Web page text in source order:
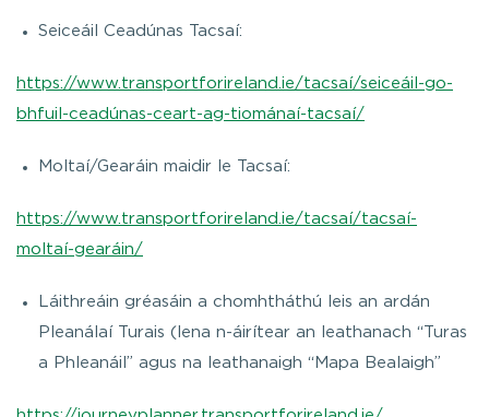
Seiceáil Ceadúnas Tacsaí:
https://www.transportforireland.ie/tacsaí/seiceáil-go-
bhfuil-ceadúnas-ceart-ag-tiománaí-tacsaí/
Moltaí/Gearáin maidir le Tacsaí:
https://www.transportforireland.ie/tacsaí/tacsaí-
moltaí-gearáin/
Láithreáin gréasáin a chomhtháthú leis an ardán
Pleanálaí Turais (lena n-áirítear an leathanach “Turas
a Phleanáil” agus na leathanaigh “Mapa Bealaigh”